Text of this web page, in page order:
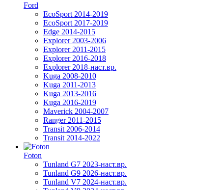
Ford
EcoSport 2014-2019
EcoSport 2017-2019
Edge 2014-2015
Explorer 2003-2006
Explorer 2011-2015
Explorer 2016-2018
Explorer 2018-наст.вр.
Kuga 2008-2010
Kuga 2011-2013
Kuga 2013-2016
Kuga 2016-2019
Maverick 2004-2007
Ranger 2011-2015
Transit 2006-2014
Transit 2014-2022
Foton
Tunland G7 2023-наст.вр.
Tunland G9 2026-наст.вр.
Tunland V7 2024-наст.вр.